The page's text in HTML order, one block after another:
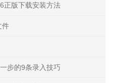
正版下载安装方法
件
步的9条录入技巧